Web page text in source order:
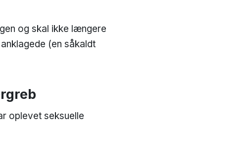
og skal ikke længere
(en såkaldt
oplevet seksuelle